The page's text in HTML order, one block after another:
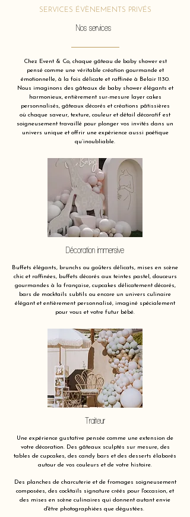
SERVICES ÉVÈNEMENTS PRIVÉS
Nos services
Chez Event & Co, chaque gâteau de baby shower est
pensé comme une véritable création gourmande et
émotionnelle, à la fois délicate et raffinée à Belair 1130.
Nous imaginons des gâteaux de baby shower élégants et
harmonieux, entièrement sur-mesure layer cakes
personnalisés, gâteaux décorés et créations pâtissières
où chaque saveur, texture, couleur et détail décoratif est
soigneusement travaillé pour plonger vos invités dans un
univers unique et offrir une expérience aussi poétique
qu’inoubliable.
Décoration immersive
Buffets élégants, brunchs ou goûters délicats, mises en scène
chic et raffinées, buffets décorés aux teintes pastel, douceurs
gourmandes à la française, cupcakes délicatement décorés,
bars de mocktails subtils ou encore un univers culinaire
élégant et entièrement personnalisé, imaginé spécialement
pour vous et votre futur bébé.
Traiteur
Une expérience gustative pensée comme une extension de
votre décoration. Des gâteaux sculptés sur mesure, des
tables de cupcakes, des candy bars et des desserts élaborés
autour de vos couleurs et de votre histoire.
Des planches de charcuterie et de fromages soigneusement
composées, des cocktails signature créés pour l'occasion, et
des mises en scène culinaires qui donnent autant envie
d'être photographiées que dégustées.